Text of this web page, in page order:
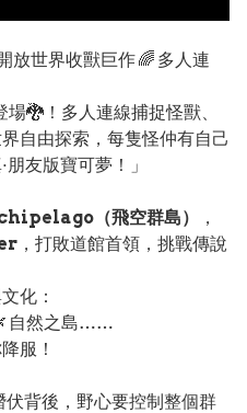
放世界收獸巨作 🌈 多人連
🐉！多人連線捕捉怪獸、
自由探索，每隻怪仲有自己
友版寶可夢！」
（飛空群島）
，
，打敗道館首領，挑戰傳說
化：
自然之島……
服！
背後，野心要控制整個群